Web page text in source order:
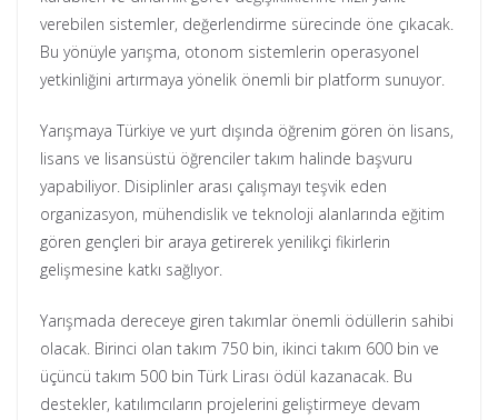
verebilen sistemler, değerlendirme sürecinde öne çıkacak.
Bu yönüyle yarışma, otonom sistemlerin operasyonel
yetkinliğini artırmaya yönelik önemli bir platform sunuyor.
Yarışmaya Türkiye ve yurt dışında öğrenim gören ön lisans,
lisans ve lisansüstü öğrenciler takım halinde başvuru
yapabiliyor. Disiplinler arası çalışmayı teşvik eden
organizasyon, mühendislik ve teknoloji alanlarında eğitim
gören gençleri bir araya getirerek yenilikçi fikirlerin
gelişmesine katkı sağlıyor.
Yarışmada dereceye giren takımlar önemli ödüllerin sahibi
olacak. Birinci olan takım 750 bin, ikinci takım 600 bin ve
üçüncü takım 500 bin Türk Lirası ödül kazanacak. Bu
destekler, katılımcıların projelerini geliştirmeye devam